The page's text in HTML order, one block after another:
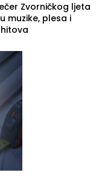
Zvorničkog ljeta
muzike, plesa i